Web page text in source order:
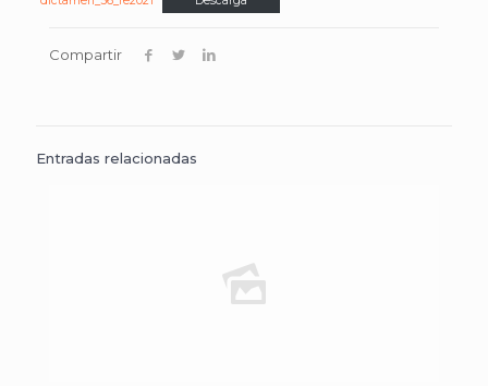
Compartir
Entradas relacionadas